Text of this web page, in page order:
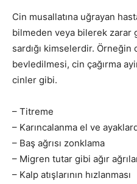
Cin musallatına uğrayan
bilmeden veya bilerek zarar
sardığı kimselerdir. Örneğin
bevledilmesi, cin çağırma
cinler gibi.
– Titreme
– Karıncalanma el ve
– Baş ağrısı zonklama
– Migren tutar gibi ağır
– Kalp atışlarının hızlanması